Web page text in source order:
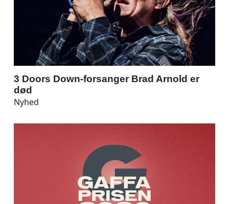
3 Doors Down-forsanger Brad Arnold er
død
Nyhed